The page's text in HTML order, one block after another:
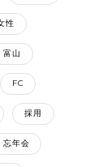
性
富山
FC
採用
忘年会